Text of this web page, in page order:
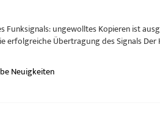
Funksignals: ungewolltes Kopieren ist
erfolgreiche Übertragung des Signals
Neuigkeiten